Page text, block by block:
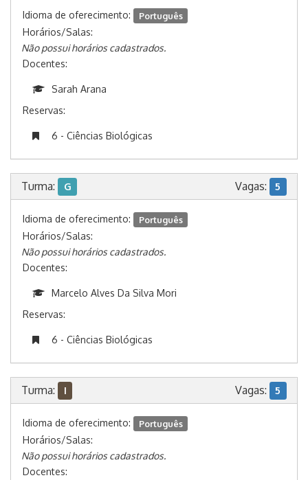
Idioma de oferecimento: Português
Horários/Salas:
Não possui horários cadastrados.
Docentes:
Sarah Arana
Reservas:
6 - Ciências Biológicas
Turma: G Vagas: 5
Idioma de oferecimento: Português
Horários/Salas:
Não possui horários cadastrados.
Docentes:
Marcelo Alves Da Silva Mori
Reservas:
6 - Ciências Biológicas
Turma: I Vagas: 5
Idioma de oferecimento: Português
Horários/Salas:
Não possui horários cadastrados.
Docentes: